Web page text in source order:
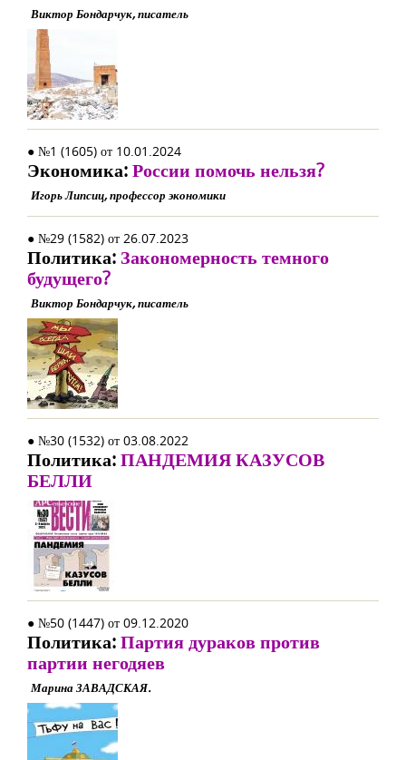
Виктор Бондарчук, писатель
● №1 (1605) от 10.01.2024
Экономика:России помочь нельзя?
Игорь Липсиц, профессор экономики
● №29 (1582) от 26.07.2023
Политика: Закономерность темного
будущего?
Виктор Бондарчук, писатель
● №30 (1532) от 03.08.2022
Политика:ПАНДЕМИЯ КАЗУСОВ
БЕЛЛИ
● №50 (1447) от 09.12.2020
Политика:Партия дураков против
партии негодяев
Марина ЗАВАДСКАЯ.